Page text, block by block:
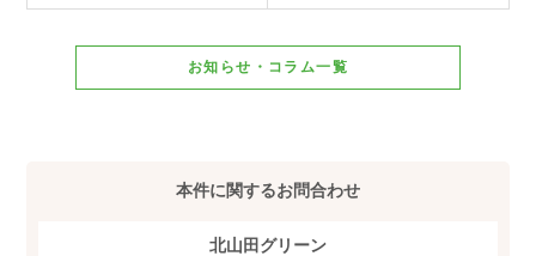
お知らせ・コラム一覧
本件に関するお問合わせ
北山田グリーン